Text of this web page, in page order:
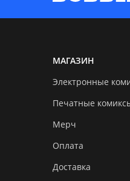
МАГАЗИН
Электронные
Печатные
Мерч
Оплата
Доставка